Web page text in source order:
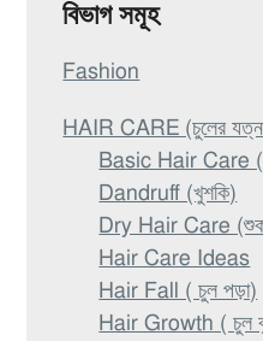
বিভাগ সমূহ
Fashion
HAIR CARE (চুলের
Basic Hair Care
Dandruff (খুশকি)
Dry Hair Care
Hair Care Ideas
Hair Fall ( চুল পড়া)
Hair Growth ( চুল